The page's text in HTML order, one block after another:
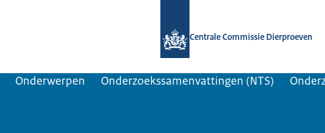
Centrale Commissie Dierproeven
Onderwerpen Onderzoekssamenvattingen (NTS)